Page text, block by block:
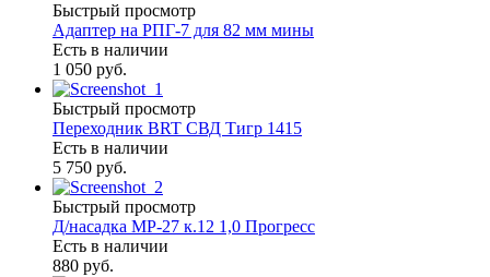
Быстрый просмотр
Адаптер на РПГ-7 для 82 мм мины
Есть в наличии
1 050 руб.
Быстрый просмотр
Переходник BRT СВД Тигр 1415
Есть в наличии
5 750 руб.
Быстрый просмотр
Д/насадка МР-27 к.12 1,0 Прогресс
Есть в наличии
880 руб.